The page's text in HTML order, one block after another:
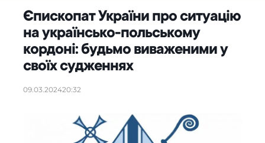
Єпископат України про ситуацію
на українсько-польському
кордоні: будьмо виваженими у
своїх судженнях
09.03.202420:32